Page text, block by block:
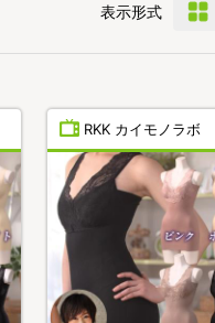
表示形式
RKK カイモノラボ